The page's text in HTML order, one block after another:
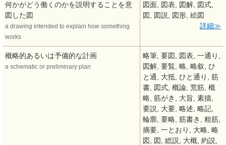
何かがどう働くのかを説明することを意
図した図
a drawing intended to explain how something
works
図面, 図表, 図解, 図式,
図, 図説, 図形, 絵図
詳細
概略的あるいは予備的な計画
a schematic or preliminary plan
略筆, 要図, 図表, 一通り,
図解, 要覧, 略, 略叙, ひ
と通, 大抵, ひと通り, 筋
書, 図式, 概論, 荒筋, 概
略, 筋がき, 大旨, 素描,
要説, 大要, 略述, 略記,
輪廓, 要略, 筋書き, 粗筋,
摘要, 一とおり, 大略, 略
図, 図, 総説, 大概, 約説,